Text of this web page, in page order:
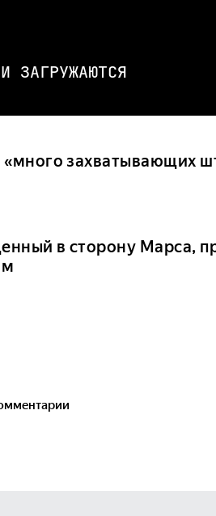
ЗАГРУЖАЮТСЯ
захватывающих
в сторону Марса,